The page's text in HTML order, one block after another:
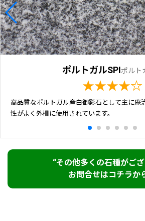
ポルトガルSPIポルト
★★★★☆
高品質なポルトガル産白御影石として主に庵
性がよく外柵に使用されています。
“その他多くの石種がご
お問合せはコチラか